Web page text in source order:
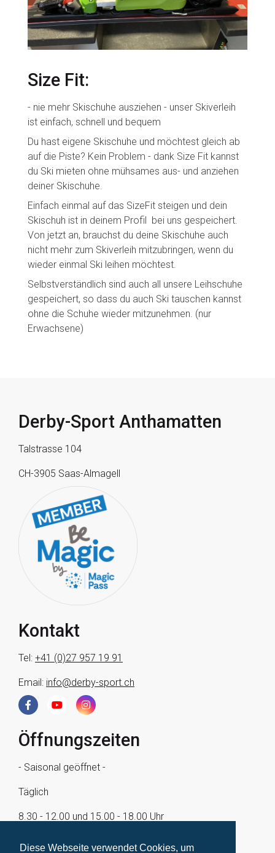
Diese Webseite verwendet Cookies, um
Size Fit:
- nie mehr Skischuhe ausziehen - unser Skiverleih
ist einfach, schnell und bequem
Du hast eigene Skischuhe und möchtest gleich ab
auf die Piste? Kein Problem - dank Size Fit kannst
du Ski mieten ohne mühsames aus- und anziehen
deiner Skischuhe.
Einfach einmal auf das SizeFit steigen und dein
Skischuh ist in deinem Profil bei uns gespeichert.
Von jetzt an, brauchst du deine Skischuhe auch
nicht mehr zum Skiverleih mitzubringen, wenn du
wieder einmal Ski leihen möchtest.
Selbstverständlich sind auch all unsere Leihschuhe
gespeichert, so dass du auch Ski tauschen kannst
ohne die Schuhe wieder mitzunehmen. (nur
Erwachsene)
Derby-Sport Anthamatten
Talstrasse 104
CH-3905 Saas-Almagell
Kontakt
Tel: +41 (0)27 957 19 91
Email: info@derby-sport.ch
Öffnungszeiten
- Saisonal geöffnet -
Täglich
8.30 - 12.00 und 15.00 - 18.00 Uhr
Zu Stosszeiten schon ab 13.30 Uhr.